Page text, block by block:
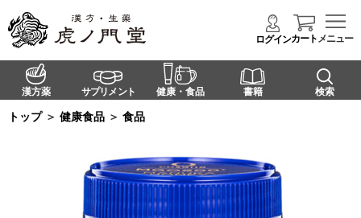
ログインカートメニュー
漢方薬 サプリメント 健康・食品 書籍 検索
トップ ＞ 健康食品 ＞ 食品